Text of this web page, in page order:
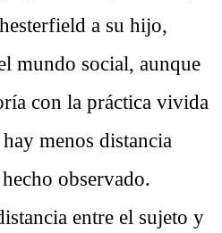
a su hijo,
mundo social, aunque
con la práctica vivida
menos distancia
observado.
entre el sujeto y